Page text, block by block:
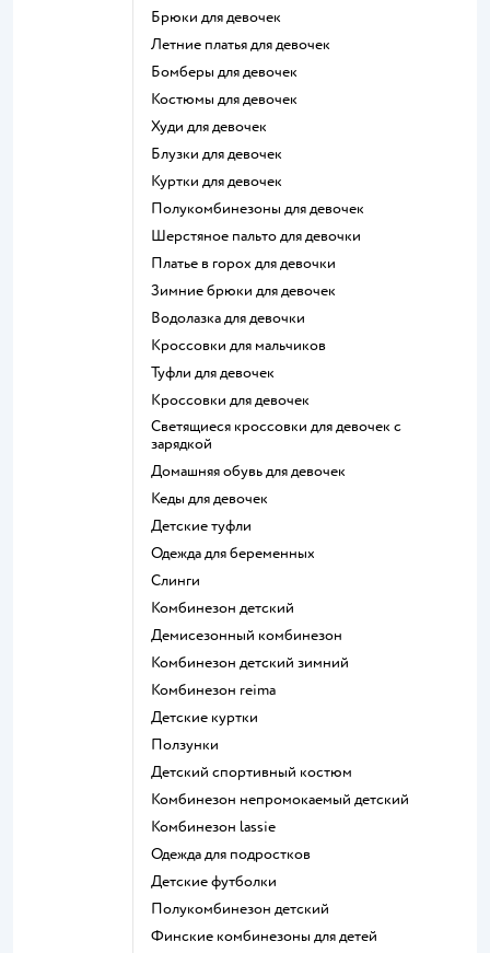
Брюки для девочек
Летние платья для девочек
Бомберы для девочек
Костюмы для девочек
Худи для девочек
Блузки для девочек
Куртки для девочек
Полукомбинезоны для девочек
Шерстяное пальто для девочки
Платье в горох для девочки
Зимние брюки для девочек
Водолазка для девочки
Кроссовки для мальчиков
Туфли для девочек
Кроссовки для девочек
Светящиеся кроссовки для девочек с
зарядкой
Домашняя обувь для девочек
Кеды для девочек
Детские туфли
Одежда для беременных
Слинги
Комбинезон детский
Демисезонный комбинезон
Комбинезон детский зимний
Комбинезон reima
Детские куртки
Ползунки
Детский спортивный костюм
Комбинезон непромокаемый детский
Комбинезон lassie
Одежда для подростков
Детские футболки
Полукомбинезон детский
Финские комбинезоны для детей